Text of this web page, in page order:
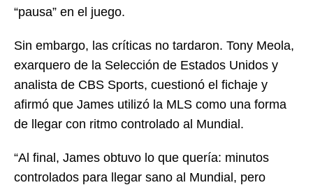
“pausa” en el juego.
Sin embargo, las críticas no tardaron. Tony Meola,
exarquero de la Selección de Estados Unidos y
analista de CBS Sports, cuestionó el fichaje y
afirmó que James utilizó la MLS como una forma
de llegar con ritmo controlado al Mundial.
“Al final, James obtuvo lo que quería: minutos
controlados para llegar sano al Mundial, pero